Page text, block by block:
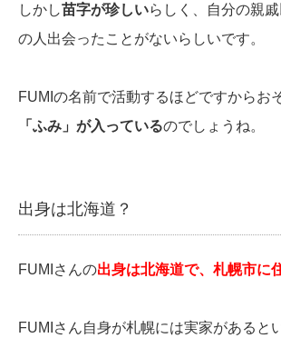
しかし苗字が珍しいらしく、自分の親
の人出会ったことがないらしいです。
FUMIの名前で活動するほどですからお
「ふみ」が入っているのでしょうね。
出身は北海道？
FUMIさんの出身は北海道で、 札幌市に
FUMIさん自身が札幌には実家があると